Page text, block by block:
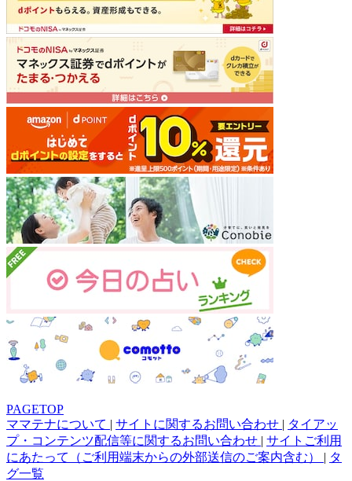
PAGETOP
ママテナについて | サイトに関するお問い合わせ | タイアッ
プ・コンテンツ配信等に関するお問い合わせ | サイトご利用
にあたって（ご利用端末からの外部送信のご案内含む） | タ
グ一覧